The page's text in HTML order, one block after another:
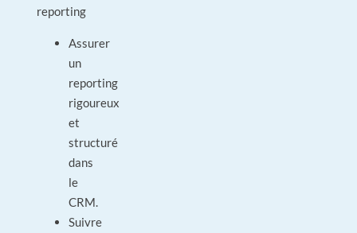
reporting
Assurer
un
reporting
rigoureux
et
structuré
dans
le
CRM.
Suivre